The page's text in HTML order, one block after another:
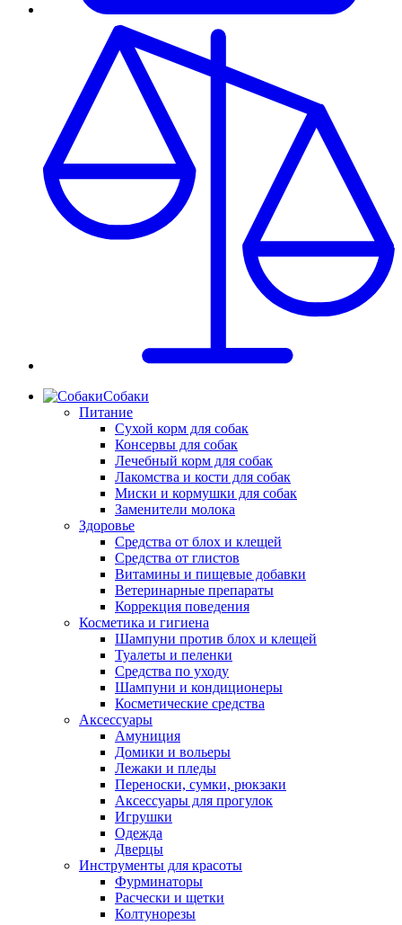
Собаки
Питание
Сухой корм для собак
Консервы для собак
Лечебный корм для собак
Лакомства и кости для собак
Миски и кормушки для собак
Заменители молока
Здоровье
Средства от блох и клещей
Средства от глистов
Витамины и пищевые добавки
Ветеринарные препараты
Коррекция поведения
Косметика и гигиена
Шампуни против блох и клещей
Туалеты и пеленки
Средства по уходу
Шампуни и кондиционеры
Косметические средства
Аксессуары
Амуниция
Домики и вольеры
Лежаки и пледы
Переноски, сумки, рюкзаки
Аксессуары для прогулок
Игрушки
Одежда
Дверцы
Инструменты для красоты
Фурминаторы
Расчески и щетки
Колтунорезы